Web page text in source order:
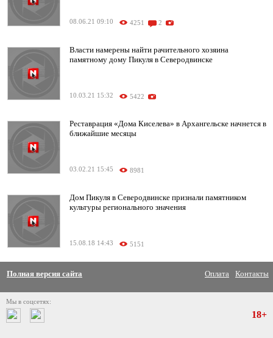
08.06.21 09:10 4251 2
Власти намерены найти рачительного хозяина
памятному дому Пикуля в Северодвинске
10.03.21 15:32 5422
Реставрация «Дома Киселева» в Архангельске начнется в
ближайшие месяцы
03.02.21 15:45 8981
Дом Пикуля в Северодвинске признали памятником
культуры регионального значения
15.08.18 14:43 5151
Полная версия сайта Оплата Контакты
Мы в соцсетях:
18+